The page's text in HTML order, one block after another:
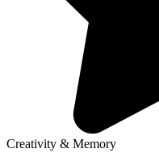
Creativity & Memory